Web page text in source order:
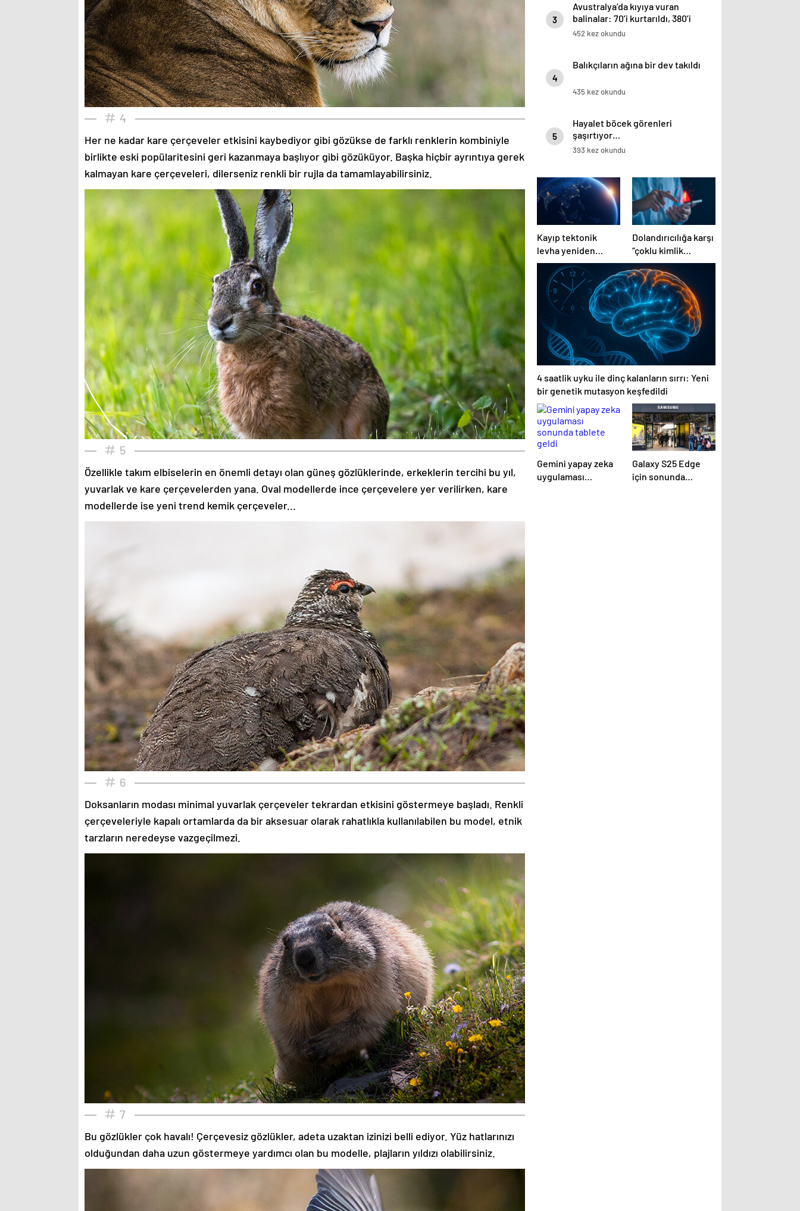
4
Her ne kadar kare çerçeveler etkisini kaybediyor gibi gözükse de farklı renklerin kombiniyle
birlikte eski popülaritesini geri kazanmaya başlıyor gibi gözüküyor. Başka hiçbir ayrıntıya gerek
kalmayan kare çerçeveleri, dilerseniz renkli bir rujla da tamamlayabilirsiniz.
5
Özellikle takım elbiselerin en önemli detayı olan güneş gözlüklerinde, erkeklerin tercihi bu yıl,
yuvarlak ve kare çerçevelerden yana. Oval modellerde ince çerçevelere yer verilirken, kare
modellerde ise yeni trend kemik çerçeveler...
6
Doksanların modası minimal yuvarlak çerçeveler tekrardan etkisini göstermeye başladı. Renkli
çerçeveleriyle kapalı ortamlarda da bir aksesuar olarak rahatlıkla kullanılabilen bu model, etnik
tarzların neredeyse vazgeçilmezi.
7
Bu gözlükler çok havalı! Çerçevesiz gözlükler, adeta uzaktan izinizi belli ediyor. Yüz hatlarınızı
olduğundan daha uzun göstermeye yardımcı olan bu modelle, plajların yıldızı olabilirsiniz.
3
Avustralya’da kıyıya vuran
balinalar: 70’i kurtarıldı, 380’i
öldü
452 kez okundu
4
Balıkçıların ağına bir dev takıldı
435 kez okundu
5
Hayalet böcek görenleri
şaşırtıyor…
393 kez okundu
Kayıp tektonik
levha yeniden
ortaya çıkıyor…
Dolandırıcılığa karşı
“çoklu kimlik
doğrulaması”
tavsiyesi
4 saatlik uyku ile dinç kalanların sırrı: Yeni
bir genetik mutasyon keşfedildi
Gemini yapay zeka
uygulaması
Galaxy S25 Edge
için sonunda